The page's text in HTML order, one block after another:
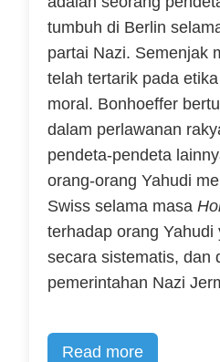
tumbuh di Berlin
partai Nazi. Semenjak
telah tertarik pada
moral. Bonhoeffer
dalam perlawanan
pendeta-pendeta
orang-orang Yahudi
Swiss selama masa
terhadap orang Yahudi
secara sistematis, dan
pemerintahan Nazi
Read more